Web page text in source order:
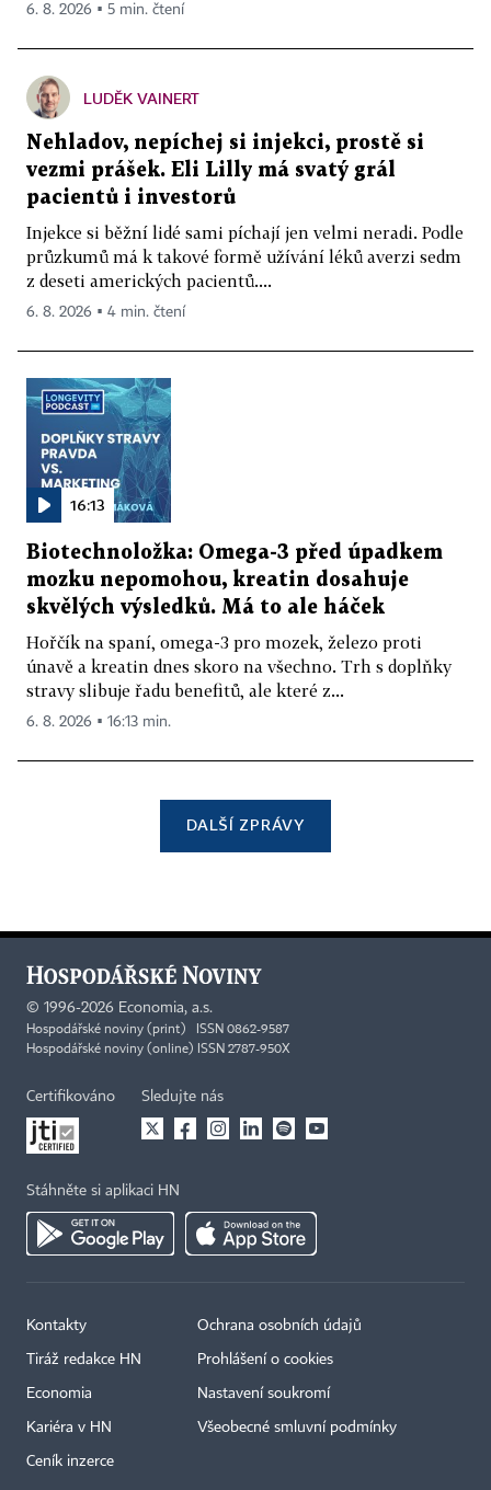
6. 8. 2026 ▪ 5 min. čtení
LUDĚK VAINERT
Nehladov, nepíchej si injekci, prostě si
vezmi prášek. Eli Lilly má svatý grál
pacientů i investorů
Injekce si běžní lidé sami píchají jen velmi neradi. Podle
průzkumů má k takové formě užívání léků averzi sedm
z deseti amerických pacientů....
6. 8. 2026 ▪ 4 min. čtení
16:13
Biotechnoložka: Omega-3 před úpadkem
mozku nepomohou, kreatin dosahuje
skvělých výsledků. Má to ale háček
Hořčík na spaní, omega-3 pro mozek, železo proti
únavě a kreatin dnes skoro na všechno. Trh s doplňky
stravy slibuje řadu benefitů, ale které z...
6. 8. 2026 ▪ 16:13 min.
DALŠÍ ZPRÁVY
© 1996-2026 Economia, a.s.
Hospodářské noviny (print) ISSN 0862-9587
Hospodářské noviny (online) ISSN 2787-950X
Certifikováno Sledujte nás
Stáhněte si aplikaci HN
Kontakty
Tiráž redakce HN
Economia
Kariéra v HN
Ceník inzerce
Ochrana osobních údajů
Prohlášení o cookies
Nastavení soukromí
Všeobecné smluvní podmínky